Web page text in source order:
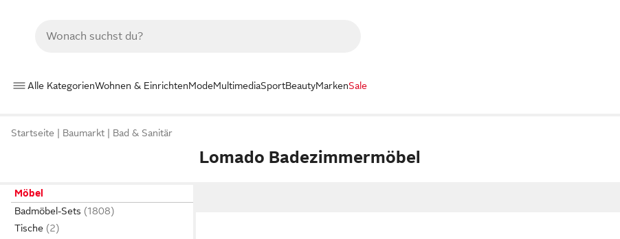
Alle KategorienWohnen & EinrichtenModeMultimediaSportBeautyMarkenSale
Startseite Baumarkt Bad & Sanitär
Lomado Badezimmermöbel
Möbel
Badmöbel-Sets
Tische